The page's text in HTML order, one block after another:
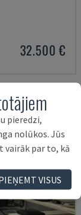
32.500 €
pieredzi,
nolūkos. Jūs
vairāk par to, kā
VISUS